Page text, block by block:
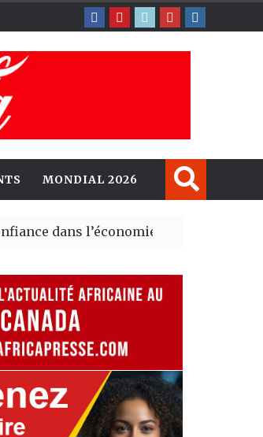
MONDIAL 2026
l’économie, mais trois grands